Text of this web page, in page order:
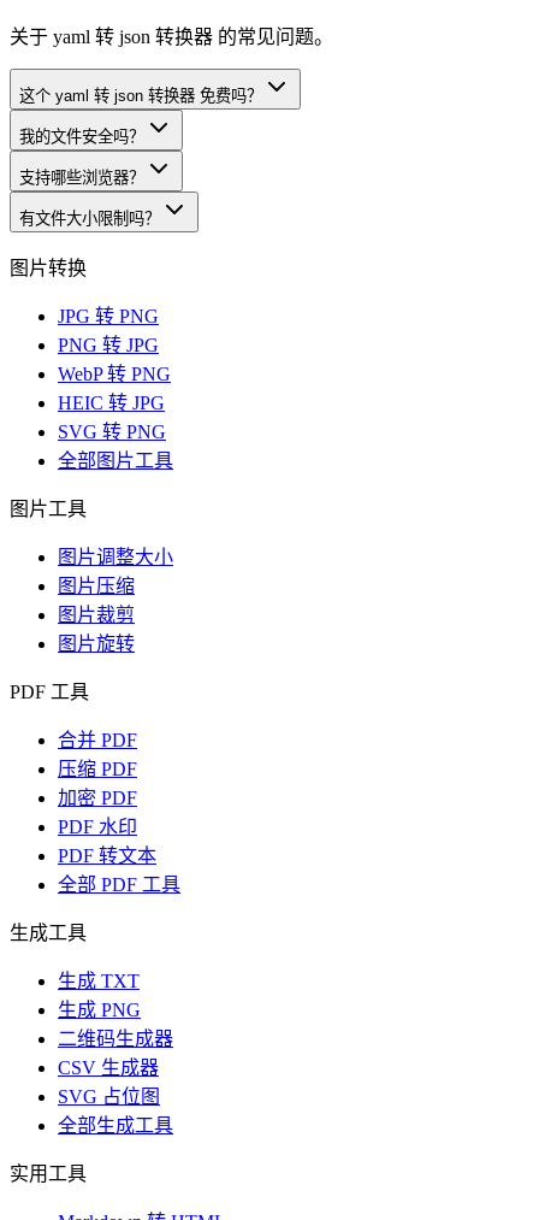
关于 yaml 转 json 转换器 的常见问题。
这个 yaml 转 json 转换器 免费吗？
我的文件安全吗？
支持哪些浏览器？
有文件大小限制吗？
图片转换
JPG 转 PNG
PNG 转 JPG
WebP 转 PNG
HEIC 转 JPG
SVG 转 PNG
全部图片工具
图片工具
图片调整大小
图片压缩
图片裁剪
图片旋转
PDF 工具
合并 PDF
压缩 PDF
加密 PDF
PDF 水印
PDF 转文本
全部 PDF 工具
生成工具
生成 TXT
生成 PNG
二维码生成器
CSV 生成器
SVG 占位图
全部生成工具
实用工具